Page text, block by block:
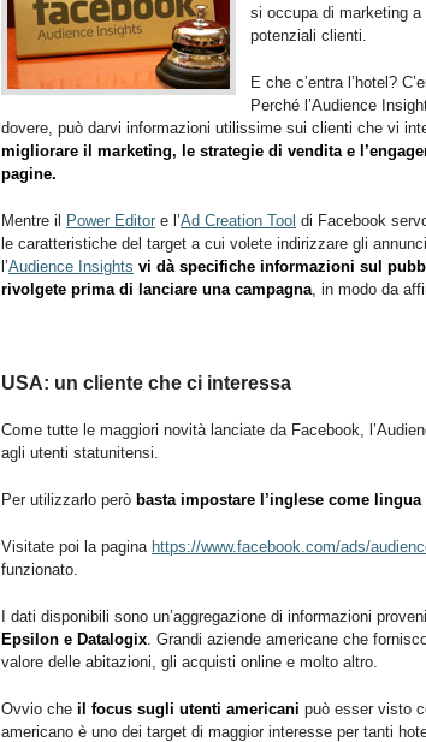
si occupa di marketing a
potenziali clienti.
E che c’entra l’hotel?
Perché l’Audience
dovere, può darvi informazioni utilissime sui clienti che vi
migliorare il marketing, le strategie di vendita e
pagine.
Mentre il Power Editor e l’Ad Creation Tool di Facebook
le caratteristiche del target a cui volete indirizzare gli
l’Audience Insights vi dà specifiche informazioni sul
rivolgete prima di lanciare una campagna, in modo da
USA: un cliente che ci interessa
Come tutte le maggiori novità lanciate da Facebook,
agli utenti statunitensi.
Per utilizzarlo però basta impostare l’inglese come
Visitate poi la pagina https://www.facebook.com/ads/
funzionato.
I dati disponibili sono un’aggregazione di informazioni
Epsilon e Datalogix. Grandi aziende americane che
valore delle abitazioni, gli acquisti online e molto altro.
Ovvio che il focus sugli utenti americani può esser visto
americano è uno dei target di maggior interesse per tanti